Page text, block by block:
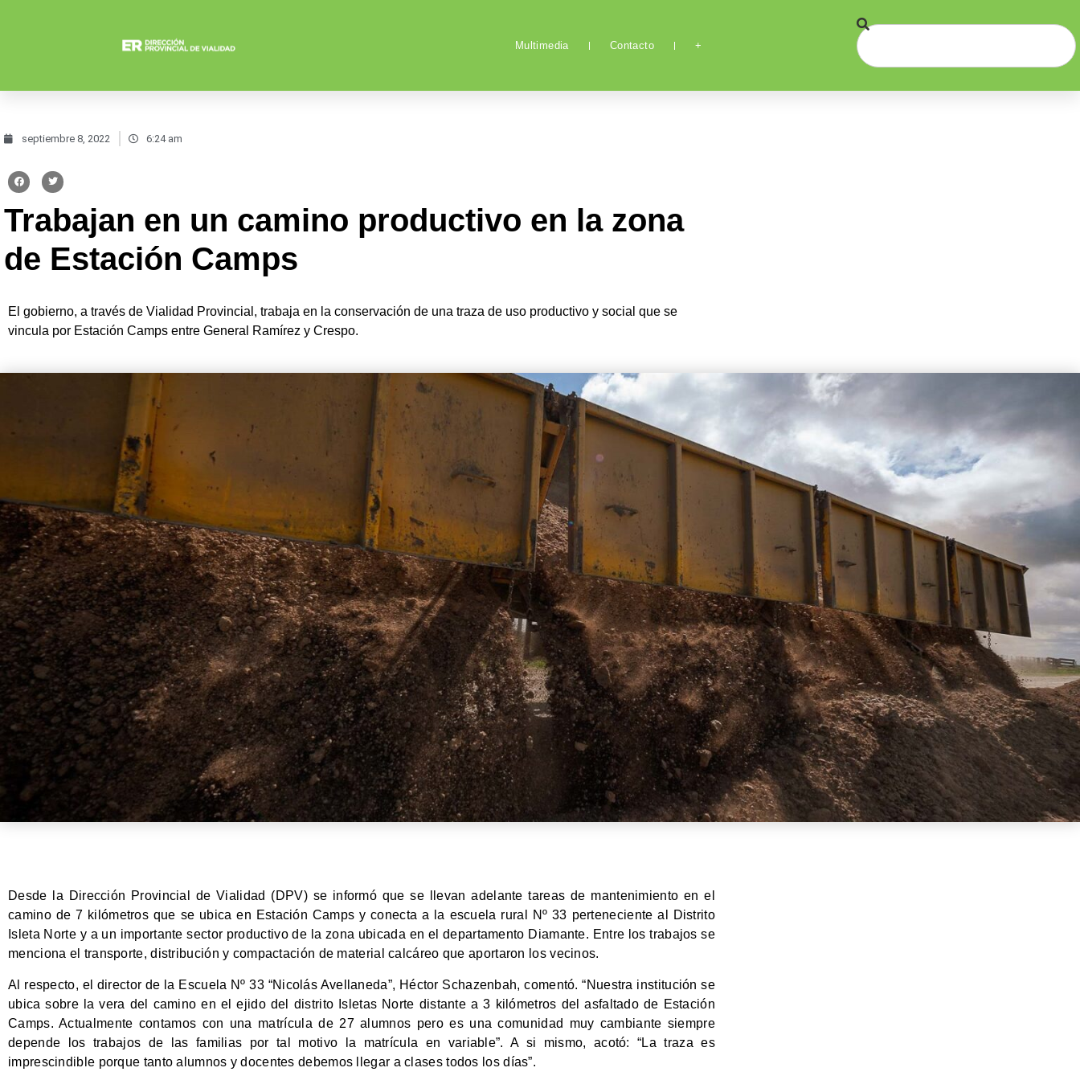
Multimedia Contacto +
septiembre 8, 2022 6:24 am
Trabajan en un camino productivo en la zona
de Estación Camps
El gobierno, a través de Vialidad Provincial, trabaja en la conservación de una traza de uso productivo y social que se
vincula por Estación Camps entre General Ramírez y Crespo.
Desde la Dirección Provincial de Vialidad (DPV) se informó que se llevan adelante tareas de mantenimiento en el
camino de 7 kilómetros que se ubica en Estación Camps y conecta a la escuela rural Nº 33 perteneciente al Distrito
Isleta Norte y a un importante sector productivo de la zona ubicada en el departamento Diamante. Entre los trabajos se
menciona el transporte, distribución y compactación de material calcáreo que aportaron los vecinos.
Al respecto, el director de la Escuela Nº 33 “Nicolás Avellaneda”, Héctor Schazenbah, comentó. “Nuestra institución se
ubica sobre la vera del camino en el ejido del distrito Isletas Norte distante a 3 kilómetros del asfaltado de Estación
Camps. Actualmente contamos con una matrícula de 27 alumnos pero es una comunidad muy cambiante siempre
depende los trabajos de las familias por tal motivo la matrícula en variable”. A si mismo, acotó: “La traza es
imprescindible porque tanto alumnos y docentes debemos llegar a clases todos los días”.